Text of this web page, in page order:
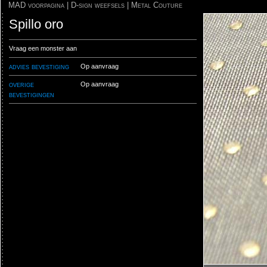
MAD voorpagina D-sign weefsels Metal Couture
Spillo oro
Vraag een monster aan
advies bevestiging Op aanvraag
overige
bevestigingen
Op aanvraag